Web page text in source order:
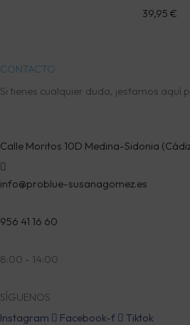
39,95 €
CONTACTO
Si tienes cualquier duda, ¡estamos aquí
Calle Moritos 10D Medina-Sidonia
info@problue-susanagomez.es
956 41 16 60
8:00 - 14:00
SÍGUENOS
Instagram
Facebook-f Tiktok